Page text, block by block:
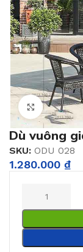
Click to
Dù vuông
SKU: ODU 028
1.280.000 ₫